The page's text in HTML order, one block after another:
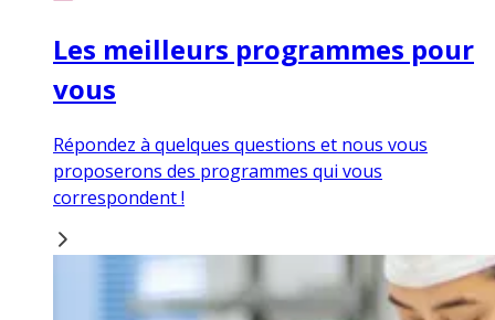
Les meilleurs programmes pour
vous
Répondez à quelques questions et nous vous
proposerons des programmes qui vous
correspondent !